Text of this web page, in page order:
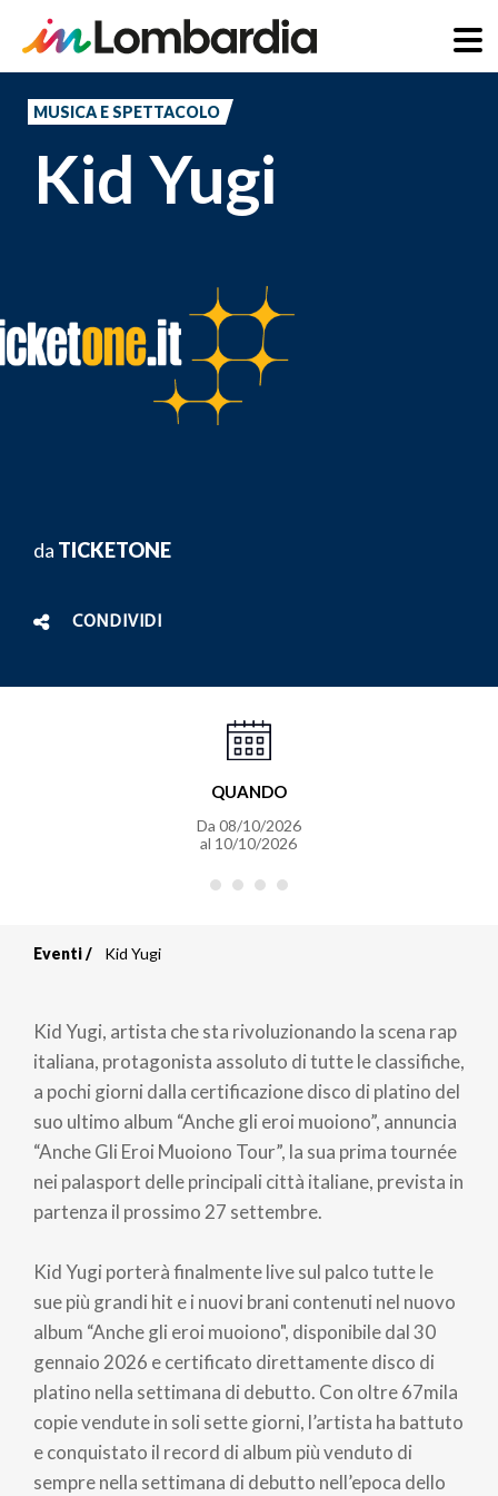
principale
MUSICA E SPETTACOLO
Kid Yugi
da TICKETONE
CONDIVIDI
QUANDO
Da 08/10/2026
al 10/10/2026
di
pane
Eventi Kid Yugi
Kid Yugi, artista che sta rivoluzionando la scena rap
italiana, protagonista assoluto di tutte le classifiche,
a pochi giorni dalla certificazione disco di platino del
suo ultimo album “Anche gli eroi muoiono”, annuncia
“Anche Gli Eroi Muoiono Tour”, la sua prima tournée
nei palasport delle principali città italiane, prevista in
partenza il prossimo 27 settembre.
Kid Yugi porterà finalmente live sul palco tutte le
sue più grandi hit e i nuovi brani contenuti nel nuovo
album “Anche gli eroi muoiono", disponibile dal 30
gennaio 2026 e certificato direttamente disco di
platino nella settimana di debutto. Con oltre 67mila
copie vendute in soli sette giorni, l’artista ha battuto
e conquistato il record di album più venduto di
sempre nella settimana di debutto nell’epoca dello